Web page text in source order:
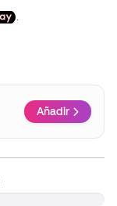
Añadir